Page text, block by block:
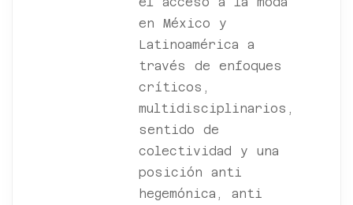
en México y
Latinoamérica a
través de enfoques
críticos,
multidisciplinarios,
sentido de
colectividad y una
posición anti
hegemónica, anti